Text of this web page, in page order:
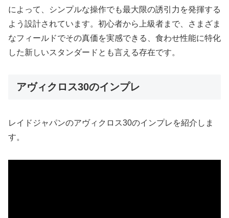
によって、シンプルな操作でも最大限の誘引力を発揮する
よう設計されています。初心者から上級者まで、さまざま
なフィールドでその真価を実感できる、食わせ性能に特化
した新しいスタンダードとも言える存在です。
アヴィクロス30のインプレ
レイドジャパンのアヴィクロス30のインプレを紹介しま
す。